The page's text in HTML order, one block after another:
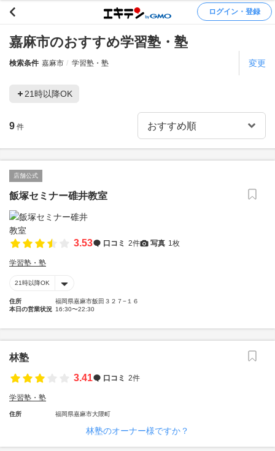
ログイン・登録
嘉麻市のおすすめ学習塾・塾
検索条件 嘉麻市 学習塾・塾 変更
21時以降OK
9 件
店舗公式
飯塚セミナー碓井教室
3.53 口コミ 2件 写真 1枚
学習塾・塾
21時以降OK
住所
福岡県嘉麻市飯田３２７−１６
本日の営業状況 16:30〜22:30
林塾
3.41
口コミ 2件
学習塾・塾
住所 福岡県嘉麻市大隈町
林塾のオーナー様ですか？